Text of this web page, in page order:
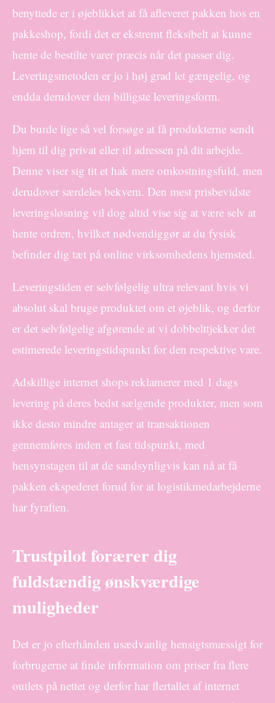
benyttede er i øjeblikket at få afleveret pakken hos en
pakkeshop, fordi det er ekstremt fleksibelt at kunne
hente de bestilte varer præcis når det passer dig.
Leveringsmetoden er jo i høj grad let gængelig, og
endda derudover den billigste leveringsform.
Du burde lige så vel forsøge at få produkterne sendt
hjem til dig privat eller til adressen på dit arbejde.
Denne viser sig tit et hak mere omkostningsfuld, men
derudover særdeles bekvem. Den mest prisbevidste
leveringsløsning vil dog altid vise sig at være selv at
hente ordren, hvilket nødvendiggør at du fysisk
befinder dig tæt på online virksomhedens hjemsted.
Leveringstiden er selvfølgelig ultra relevant hvis vi
absolut skal bruge produktet om et øjeblik, og derfor
er det selvfølgelig afgørende at vi dobbelttjekker det
estimerede leveringstidspunkt for den respektive vare.
Adskillige internet shops reklamerer med 1 dags
levering på deres bedst sælgende produkter, men som
ikke desto mindre antager at transaktionen
gennemføres inden et fast tidspunkt, med
hensynstagen til at de sandsynligvis kan nå at få
pakken ekspederet forud for at logistikmedarbejderne
har fyraften.
Trustpilot forærer dig
fuldstændig ønskværdige
muligheder
Det er jo efterhånden usædvanlig hensigtsmæssigt for
forbrugerne at finde information om priser fra flere
outlets på nettet og derfor har flertallet af internet